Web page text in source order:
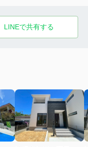
LINEで共有する